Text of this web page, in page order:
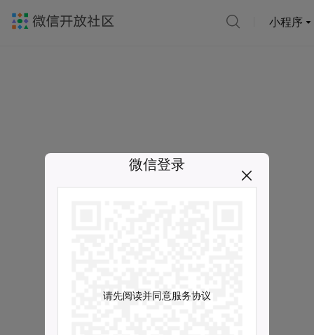
小程序
微信登录
请先阅读并同意服务协议